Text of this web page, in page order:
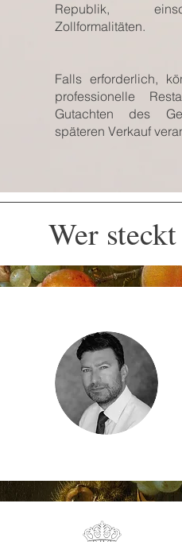
Republik,
Zollformalitäten.
Falls erforderlich,
professionelle
Gutachten des
späteren Verkauf
Wer